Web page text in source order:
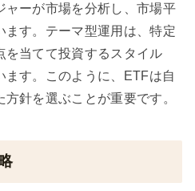
ャーが市場を分析し、市場平
ます。テーマ型運用は、特定
を当てて投資するスタイル
ます。このように、ETFは自
針を選ぶことが重要です。